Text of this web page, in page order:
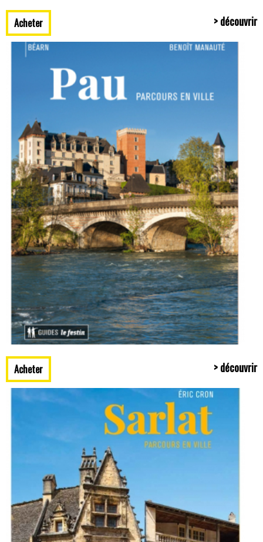
Acheter > découvrir
Acheter > découvrir